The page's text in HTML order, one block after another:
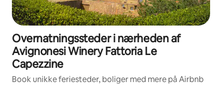
Overnatningssteder i nærheden af
Avignonesi Winery Fattoria Le
Capezzine
Book unikke feriesteder, boliger med mere på Airbnb